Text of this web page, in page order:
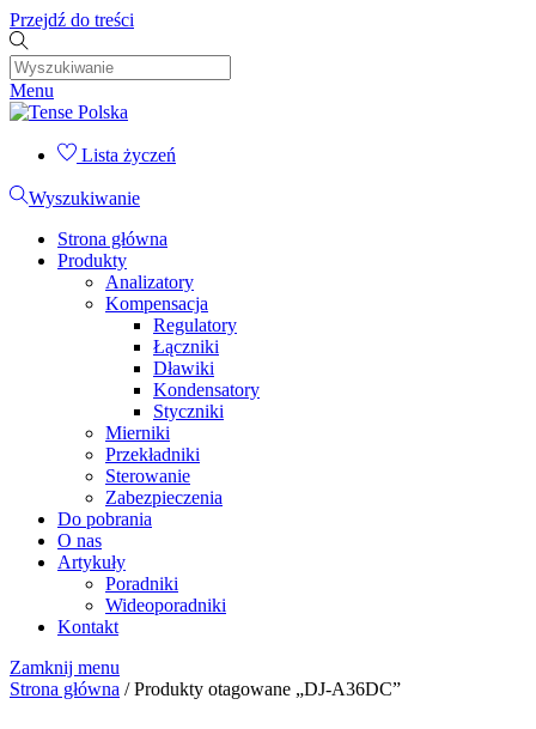
Przejdź do treści
Menu
Lista życzeń
Wyszukiwanie
Strona główna
Produkty
Analizatory
Kompensacja
Regulatory
Łączniki
Dławiki
Kondensatory
Styczniki
Mierniki
Przekładniki
Sterowanie
Zabezpieczenia
Do pobrania
O nas
Artykuły
Poradniki
Wideoporadniki
Kontakt
Zamknij menu
Strona główna / Produkty otagowane „DJ-A36DC”